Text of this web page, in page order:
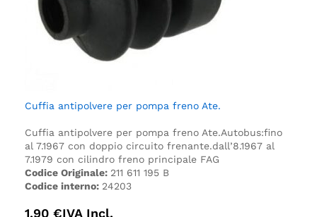
Cuffia antipolvere per pompa freno Ate.
Cuffia antipolvere per pompa freno Ate.Autobus:fino
al 7.1967 con doppio circuito frenante.dall’8.1967 al
7.1979 con cilindro freno principale FAG
Codice Originale: 211 611 195 B
Codice interno: 24203
1,90 €IVA Incl.